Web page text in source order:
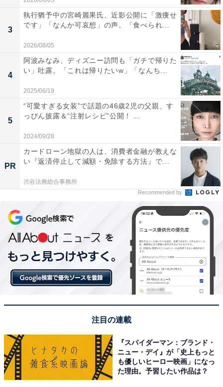
3
執行猶予中の宮崎麗果氏、近影公開に「激痩せ
です」「なんか可哀想」の声。「食べられ...
2026/08/05
4
阿波みなみ、ディズニー訪問も「ガチで帰りた
い」吐露。「これは帰りたいw」「なんち...
2025/06/19
5
“可愛すぎる女装”で話題の46歳2児の父親、す
っぴん披露＆“注射レシピ”公開！ ...
2024/09/28
PR
カードローン地獄の人は、消費者金融が教えな
い『返済停止して減額・免除する方法』で...
渋谷法務総合事務所
Recommended by
注目の連載
『スパイダーマン：ブランド・
ニュー・デイ』が「史上もっと
も優しいヒーロー映画」になっ
た理由。予習したい作品は？